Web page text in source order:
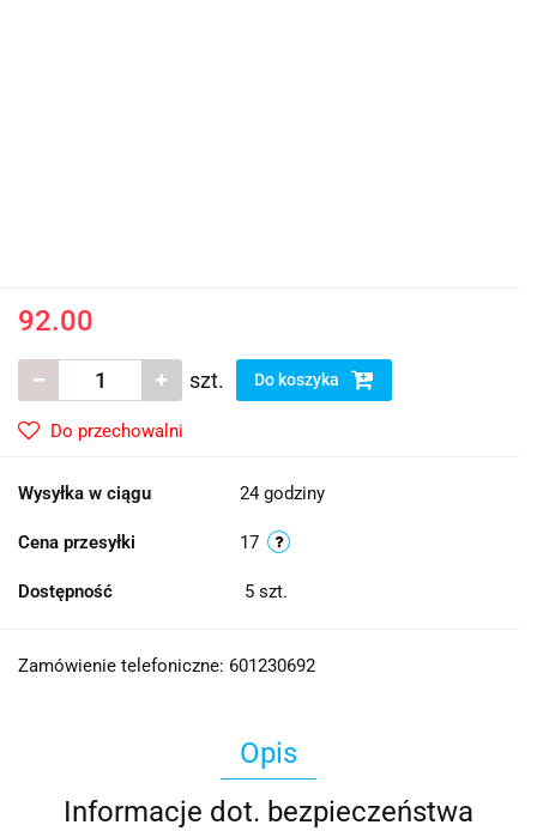
92.00
szt. Do koszyka
Do przechowalni
Wysyłka w ciągu 24 godziny
Cena przesyłki 17
Dostępność 5 szt.
Zamówienie telefoniczne: 601230692
Opis
Informacje dot. bezpieczeństwa